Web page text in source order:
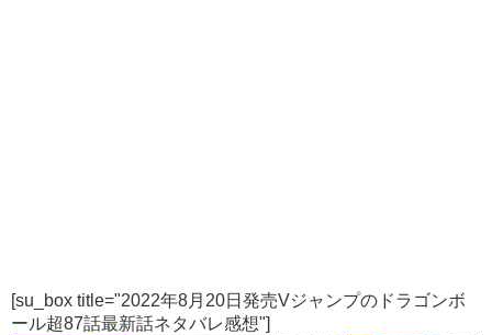
[su_box title="2022年8月20日発売Vジャンプのドラゴンボ
ール超87話最新話ネタバレ感想"]